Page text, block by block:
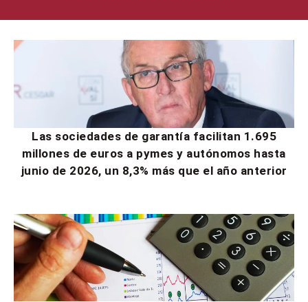
Las sociedades de garantía facilitan 1.695
millones de euros a pymes y autónomos hasta
junio de 2026, un 8,3% más que el año anterior